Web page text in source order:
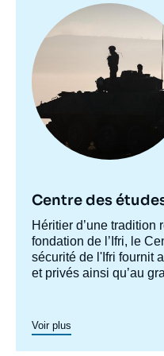
principale
Centre des
Accroche
centre
Héritier d’une tradition
fondation de l’Ifri, le
sécurité de l'Ifri fournit
et privés ainsi qu’au
venir. Par son
politique et de
son équipe civilo-
Voir plus